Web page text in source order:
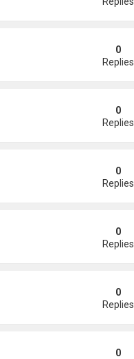
gần tháp Eiffel...
0
Replies
0
Replies
0
Replies
0
Replies
0
Replies
0